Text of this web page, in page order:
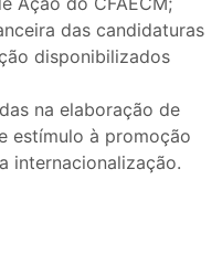
das candidaturas
disponibilizados
na elaboração de
estímulo à promoção
internacionalização.